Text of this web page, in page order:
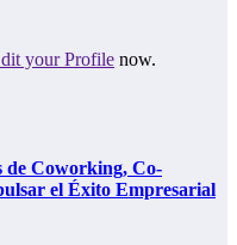
your Profile now.
de Coworking, Co-
el Éxito Empresarial